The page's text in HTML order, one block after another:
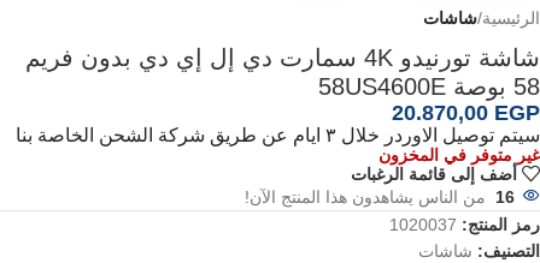
الرئيسية شاشات
شاشة تورنيدو 4K سمارت دي إل إي دي بدون فريم
58 بوصة 58US4600E
20.870,00 EGP
سيتم توصيل الاوردر خلال ٣ ايام عن طريق شركة الشحن الخاصة بنا
غير متوفر في المخزون
أضف إلى قائمة الرغبات
16 من الناس يشاهدون هذا المنتج الآن!
رمز المنتج: 1020037
التصنيف: شاشات